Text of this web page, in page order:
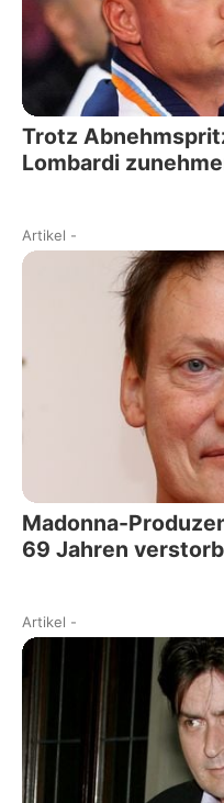
Trotz
Lombardi
Artikel -
Madonna-
69 Jahren
Artikel -